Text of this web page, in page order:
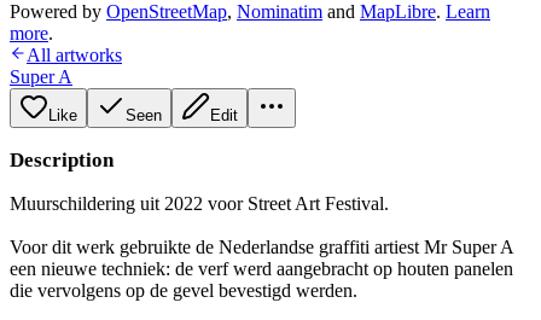
Powered by OpenStreetMap, Nominatim and MapLibre. Learn
more.
All artworks
Super A
Like Seen Edit
Description
Muurschildering uit 2022 voor Street Art Festival.
Voor dit werk gebruikte de Nederlandse graffiti artiest Mr Super A
een nieuwe techniek: de verf werd aangebracht op houten panelen
die vervolgens op de gevel bevestigd werden.